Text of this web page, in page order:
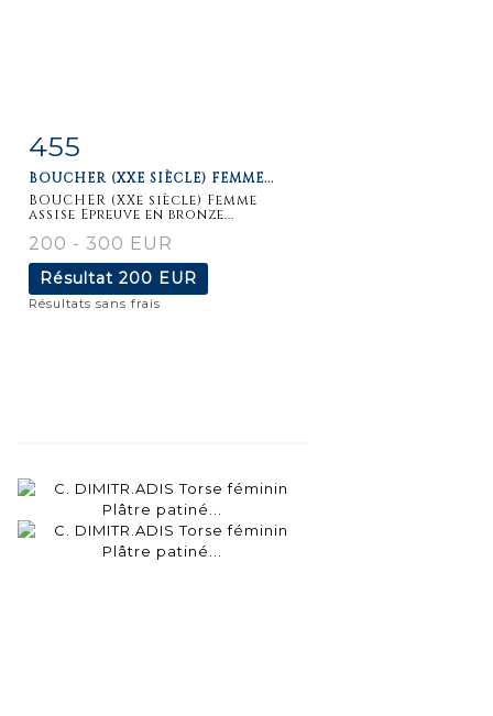
Fiche
détaillée
455
BOUCHER (XXE SIÈCLE) FEMME...
BOUCHER (XXe siècle) Femme
assise Epreuve en bronze...
200 - 300 EUR
Résultat 200 EUR
Résultats sans frais